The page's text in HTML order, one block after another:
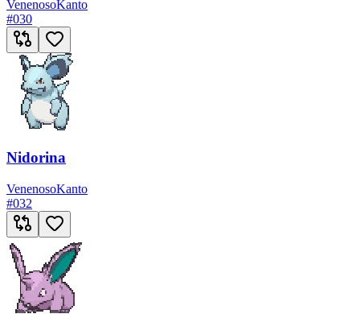
VenenosoKanto
#030
Nidorina
VenenosoKanto
#032